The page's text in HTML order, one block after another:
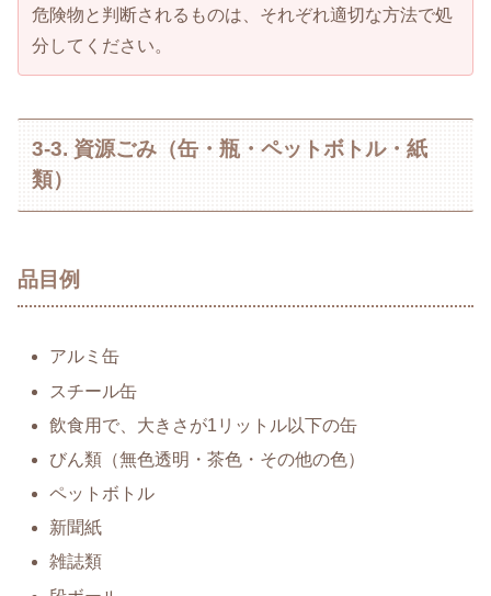
危険物と判断されるものは、それぞれ適切な方法で処
分してください。
3-3. 資源ごみ（缶・瓶・ペットボトル・紙
類）
品目例
アルミ缶
スチール缶
飲食用で、大きさが1リットル以下の缶
びん類（無色透明・茶色・その他の色）
ペットボトル
新聞紙
雑誌類